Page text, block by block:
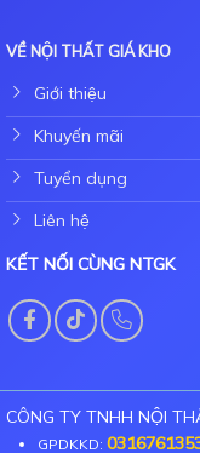
VỀ NỘI THẤT GIÁ KHO
Giới thiệu
Khuyến mãi
Tuyển dụng
Liên hệ
KẾT NỐI CÙNG NTGK
CÔNG TY TNHH NỘI
GPDKKD: